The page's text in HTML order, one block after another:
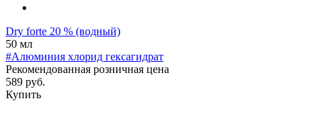
Dry forte 20 % (водный)
50 мл
#Алюминия хлорид гексагидрат
Рекомендованная розничная цена
589 руб.
Купить